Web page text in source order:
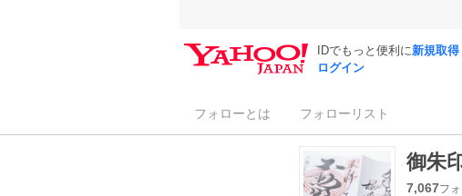
IDでもっと便利に新規取得
ログイン
フォローとは フォローリスト
御朱
7,067フ